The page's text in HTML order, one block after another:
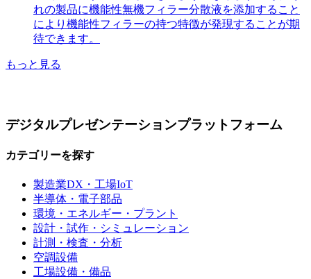
れの製品に機能性無機フィラー分散液を添加すること
により機能性フィラーの持つ特徴が発現することが期
待できます。
もっと見る
デジタルプレゼンテーションプラットフォーム
カテゴリーを探す
製造業DX・工場IoT
半導体・電子部品
環境・エネルギー・プラント
設計・試作・シミュレーション
計測・検査・分析
空調設備
工場設備・備品